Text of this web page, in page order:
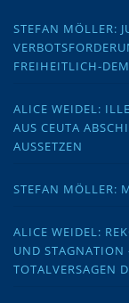
STEFAN MÖLLER:
FREIHEITLICH-
ALICE WEIDEL:
AUS CEUTA
AUSSETZEN
STEFAN MÖLLER:
ALICE WEIDEL:
UND STAGNATION
TOTALVERSAGEN